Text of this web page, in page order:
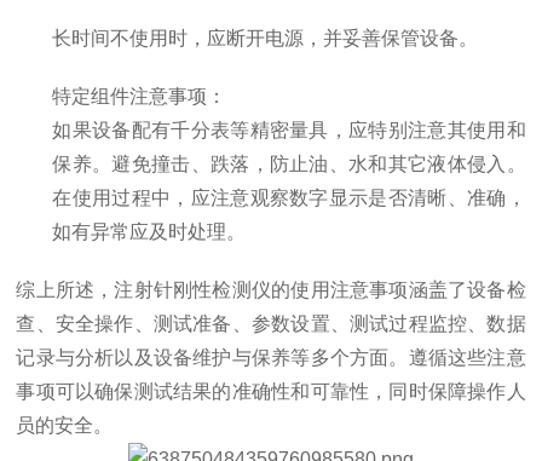
长时间不使用时，应断开电源，并妥善保管设备。
特定组件注意事项 ：
如果设备配有千分表等精密量具，应特别注意其使用和
保养。避免撞击、跌落，防止油、水和其它液体侵入。
在使用过程中，应注意观察数字显示是否清晰、准确，
如有异常应及时处理。
综上所述，注射针刚性检测仪的使用注意事项涵盖了设备检
查、安全操作、测试准备、参数设置、测试过程监控、数据
记录与分析以及设备维护与保养等多个方面。遵循这些注意
事项可以确保测试结果的准确性和可靠性，同时保障操作人
员的安全。